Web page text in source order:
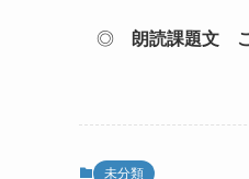
◎ 朗読課題文
未分類